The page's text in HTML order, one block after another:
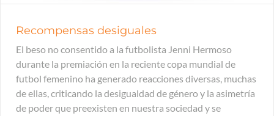
Recompensas desiguales
El beso no consentido a la futbolista Jenni Hermoso
durante la premiación en la reciente copa mundial de
futbol femenino ha generado reacciones diversas, muchas
de ellas, criticando la desigualdad de género y la asimetría
de poder que preexisten en nuestra sociedad y se